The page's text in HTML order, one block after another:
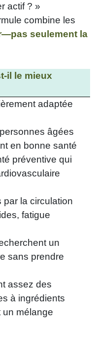
actif ? »
combine les
seulement la
il le mieux
adaptée
âgées
en bonne santé
préventive qui
la circulation
fatigue
un
sans prendre
assez des
à ingrédients
un mélange